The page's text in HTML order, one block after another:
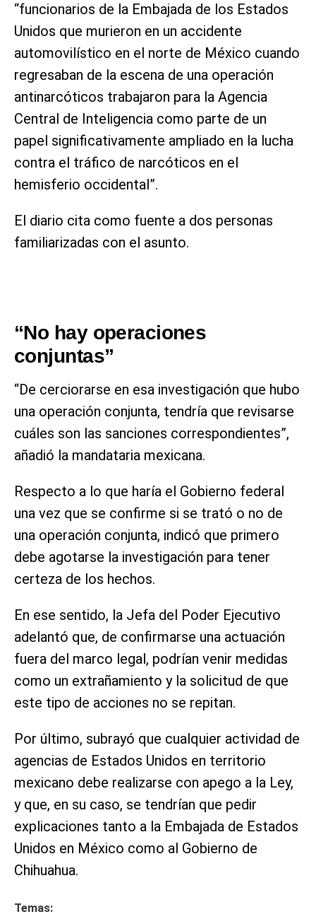
“funcionarios de la Embajada de los Estados
Unidos que murieron en un accidente
automovilístico en el norte de México cuando
regresaban de la escena de una operación
antinarcóticos trabajaron para la Agencia
Central de Inteligencia como parte de un
papel significativamente ampliado en la lucha
contra el tráfico de narcóticos en el
hemisferio occidental”.
El diario cita como fuente a dos personas
familiarizadas con el asunto.
“No hay operaciones
conjuntas”
“De cerciorarse en esa investigación que hubo
una operación conjunta, tendría que revisarse
cuáles son las sanciones correspondientes”,
añadió la mandataria mexicana.
Respecto a lo que haría el Gobierno federal
una vez que se confirme si se trató o no de
una operación conjunta, indicó que primero
debe agotarse la investigación para tener
certeza de los hechos.
En ese sentido, la Jefa del Poder Ejecutivo
adelantó que, de confirmarse una actuación
fuera del marco legal, podrían venir medidas
como un extrañamiento y la solicitud de que
este tipo de acciones no se repitan.
Por último, subrayó que cualquier actividad de
agencias de Estados Unidos en territorio
mexicano debe realizarse con apego a la Ley,
y que, en su caso, se tendrían que pedir
explicaciones tanto a la Embajada de Estados
Unidos en México como al Gobierno de
Chihuahua.
Temas: